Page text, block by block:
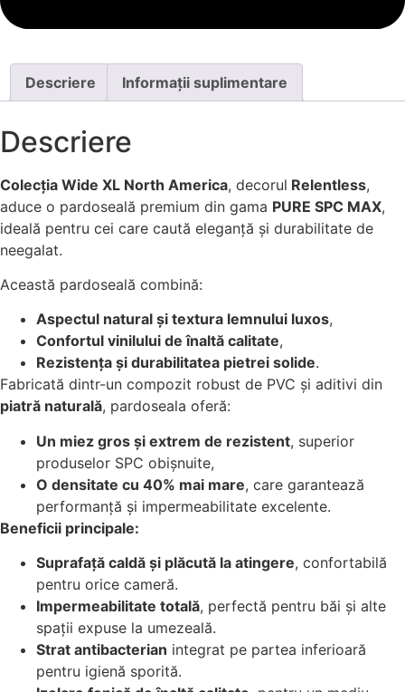
Descriere Informații suplimentare
Descriere
Colecția Wide XL North America, decorul Relentless,
aduce o pardoseală premium din gama PURE SPC MAX,
ideală pentru cei care caută eleganță și durabilitate de
neegalat.
Această pardoseală combină:
Aspectul natural și textura lemnului luxos,
Confortul vinilului de înaltă calitate,
Rezistența și durabilitatea pietrei solide.
Fabricată dintr-un compozit robust de PVC și aditivi din
piatră naturală, pardoseala oferă:
Un miez gros și extrem de rezistent, superior
produselor SPC obișnuite,
O densitate cu 40% mai mare, care garantează
performanță și impermeabilitate excelente.
Beneficii principale:
Suprafață caldă și plăcută la atingere, confortabilă
pentru orice cameră.
Impermeabilitate totală, perfectă pentru băi și alte
spații expuse la umezeală.
Strat antibacterian integrat pe partea inferioară
pentru igienă sporită.